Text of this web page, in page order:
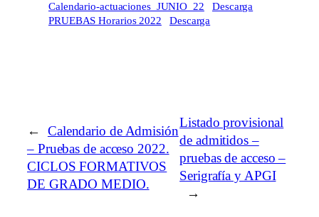
Calendario-actuaciones_JUNIO_22
Descarga
PRUEBAS Horarios 2022
Descarga
←
Calendario de Admisión
– Pruebas de acceso 2022.
CICLOS FORMATIVOS
DE GRADO MEDIO.
Listado provisional
de admitidos –
pruebas de acceso –
Serigrafía y APGI
→